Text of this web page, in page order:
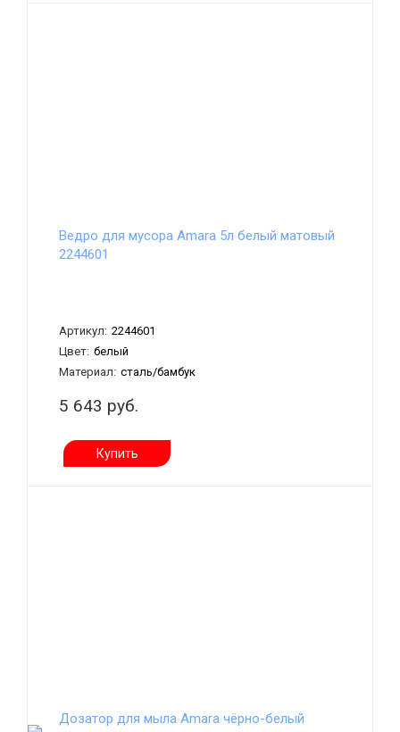
Ведро для мусора Amara 5л белый матовый
2244601
Артикул: 2244601
Цвет: белый
Материал: сталь/бамбук
5 643 руб.
Купить
Дозатор для мыла Amara чёрно-белый